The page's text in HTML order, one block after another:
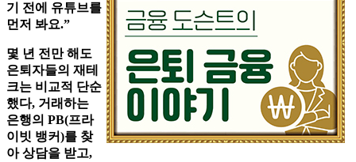
기 전에 유튜브를
먼저 봐요.”
몇 년 전만 해도
은퇴자들의 재테
크는 비교적 단순
했다, 거래하는
은행의 PB(프라
이빗 뱅커)를 찾
아 상담을 받고,